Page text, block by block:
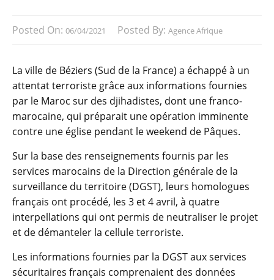
Posted On: 06/04/2021 Posted By: Agence Afrique
La ville de Béziers (Sud de la France) a échappé à un
attentat terroriste grâce aux informations fournies
par le Maroc sur des djihadistes, dont une franco-
marocaine, qui préparait une opération imminente
contre une église pendant le weekend de Pâques.
Sur la base des renseignements fournis par les
services marocains de la Direction générale de la
surveillance du territoire (DGST), leurs homologues
français ont procédé, les 3 et 4 avril, à quatre
interpellations qui ont permis de neutraliser le projet
et de démanteler la cellule terroriste.
Les informations fournies par la DGST aux services
sécuritaires français comprenaient des données